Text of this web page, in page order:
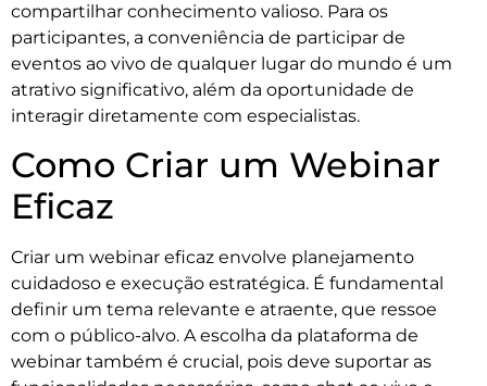
compartilhar conhecimento valioso. Para os
participantes, a conveniência de participar de
eventos ao vivo de qualquer lugar do mundo é um
atrativo significativo, além da oportunidade de
interagir diretamente com especialistas.
Como Criar um Webinar
Eficaz
Criar um webinar eficaz envolve planejamento
cuidadoso e execução estratégica. É fundamental
definir um tema relevante e atraente, que ressoe
com o público-alvo. A escolha da plataforma de
webinar também é crucial, pois deve suportar as